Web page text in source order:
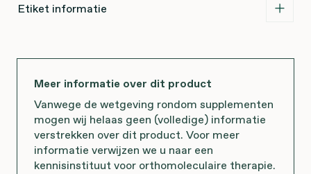
Etiket informatie
Meer informatie over dit product
Vanwege de wetgeving rondom supplementen
mogen wij helaas geen (volledige) informatie
verstrekken over dit product. Voor meer
informatie verwijzen we u naar een
kennisinstituut voor orthomoleculaire therapie.